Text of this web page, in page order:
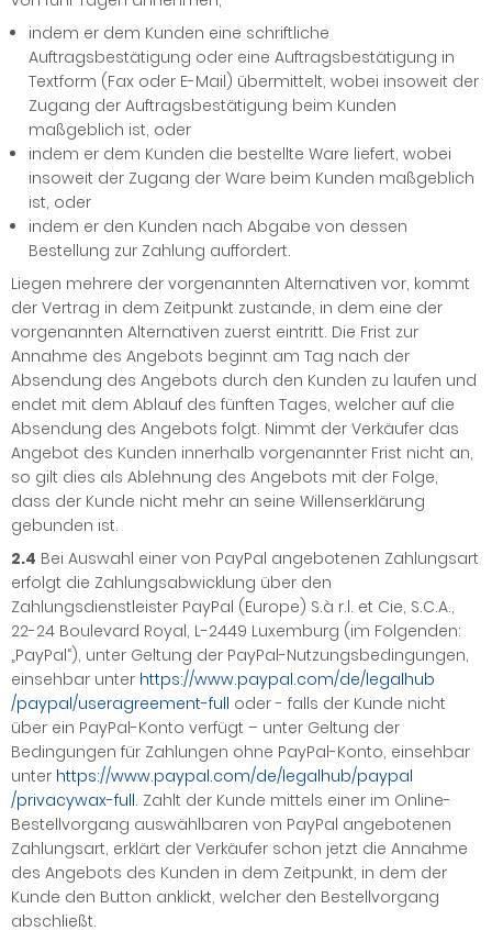
indem er dem Kunden eine schriftliche
Auftragsbestätigung oder eine Auftragsbestätigung in
Textform (Fax oder E-Mail) übermittelt, wobei insoweit der
Zugang der Auftragsbestätigung beim Kunden
maßgeblich ist, oder
indem er dem Kunden die bestellte Ware liefert, wobei
insoweit der Zugang der Ware beim Kunden maßgeblich
ist, oder
indem er den Kunden nach Abgabe von dessen
Bestellung zur Zahlung auffordert.
Liegen mehrere der vorgenannten Alternativen vor, kommt
der Vertrag in dem Zeitpunkt zustande, in dem eine der
vorgenannten Alternativen zuerst eintritt. Die Frist zur
Annahme des Angebots beginnt am Tag nach der
Absendung des Angebots durch den Kunden zu laufen und
endet mit dem Ablauf des fünften Tages, welcher auf die
Absendung des Angebots folgt. Nimmt der Verkäufer das
Angebot des Kunden innerhalb vorgenannter Frist nicht an,
so gilt dies als Ablehnung des Angebots mit der Folge,
dass der Kunde nicht mehr an seine Willenserklärung
gebunden ist.
2.4 Bei Auswahl einer von PayPal angebotenen Zahlungsart
erfolgt die Zahlungsabwicklung über den
Zahlungsdienstleister PayPal (Europe) S.à r.l. et Cie, S.C.A.,
22-24 Boulevard Royal, L-2449 Luxemburg (im Folgenden:
„PayPal“), unter Geltung der PayPal-Nutzungsbedingungen,
einsehbar unter https://www.paypal.com/de/legalhub
/paypal/useragreement-full oder - falls der Kunde nicht
über ein PayPal-Konto verfügt – unter Geltung der
Bedingungen für Zahlungen ohne PayPal-Konto, einsehbar
unter https://www.paypal.com/de/legalhub/paypal
/privacywax-full. Zahlt der Kunde mittels einer im Online-
Bestellvorgang auswählbaren von PayPal angebotenen
Zahlungsart, erklärt der Verkäufer schon jetzt die Annahme
des Angebots des Kunden in dem Zeitpunkt, in dem der
Kunde den Button anklickt, welcher den Bestellvorgang
abschließt.